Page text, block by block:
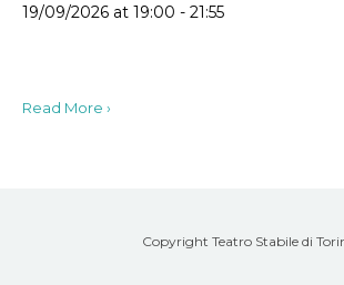
19/09/2026 at 19:00 - 21:55
Read More ›
Copyright Teatro Stabile di